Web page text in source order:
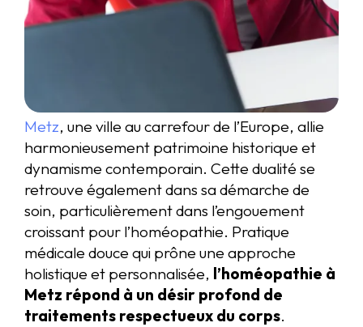
Metz, une ville au carrefour de l’Europe, allie
harmonieusement patrimoine historique et
dynamisme contemporain. Cette dualité se
retrouve également dans sa démarche de
soin, particulièrement dans l’engouement
croissant pour l’homéopathie. Pratique
médicale douce qui prône une approche
holistique et personnalisée, l’homéopathie à
Metz répond à un désir profond de
traitements respectueux du corps.